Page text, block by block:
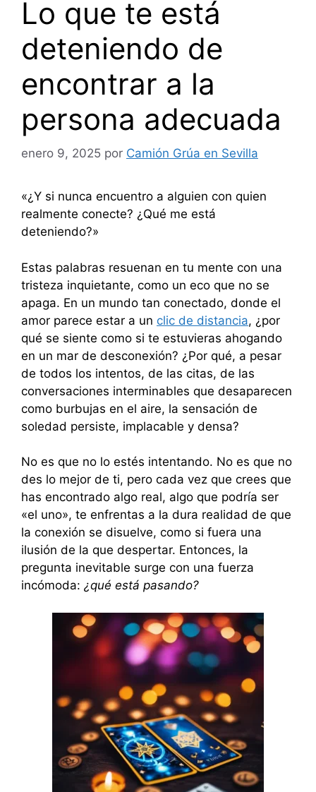
Lo que te está
deteniendo de
encontrar a la
persona adecuada
enero 9, 2025 por Camión Grúa en Sevilla
«¿Y si nunca encuentro a alguien con quien
realmente conecte? ¿Qué me está
deteniendo?»
Estas palabras resuenan en tu mente con una
tristeza inquietante, como un eco que no se
apaga. En un mundo tan conectado, donde el
amor parece estar a un clic de distancia, ¿por
qué se siente como si te estuvieras ahogando
en un mar de desconexión? ¿Por qué, a pesar
de todos los intentos, de las citas, de las
conversaciones interminables que desaparecen
como burbujas en el aire, la sensación de
soledad persiste, implacable y densa?
No es que no lo estés intentando. No es que no
des lo mejor de ti, pero cada vez que crees que
has encontrado algo real, algo que podría ser
«el uno», te enfrentas a la dura realidad de que
la conexión se disuelve, como si fuera una
ilusión de la que despertar. Entonces, la
pregunta inevitable surge con una fuerza
incómoda: ¿qué está pasando?